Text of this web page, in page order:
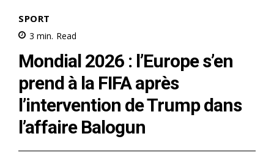
SPORT
3 min. Read
Mondial 2026 : l’Europe s’en
prend à la FIFA après
l’intervention de Trump dans
l’affaire Balogun